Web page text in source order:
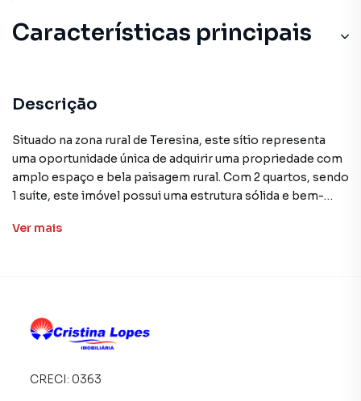
Características principais
Descrição
Situado na zona rural de Teresina, este sítio representa
uma oportunidade única de adquirir uma propriedade com
amplo espaço e bela paisagem rural. Com 2 quartos, sendo
1 suíte, este imóvel possui uma estrutura sólida e bem-
contato com a natureza.
bem-conservadas, permitindo que o novo proprietário se
estabeleça com facilidade.
Não perca a oportunidade de conhecer pessoalmente
Ver mais
CRECI: 0363